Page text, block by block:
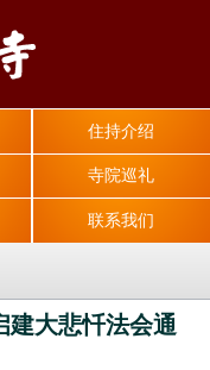
住持介绍
寺院巡礼
联系我们
建大悲忏法会通